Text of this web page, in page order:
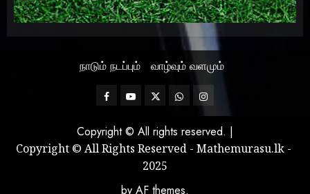
நாடும் நடப்பும் வாழ்வும் வளமும்
FacebookMathemurasu
TwitterWhatsAppInstagram
Copyright © All rights reserved. |
Copyright © All Rights Reserved - Mathemurasu.lk -
2025
by AF themes.